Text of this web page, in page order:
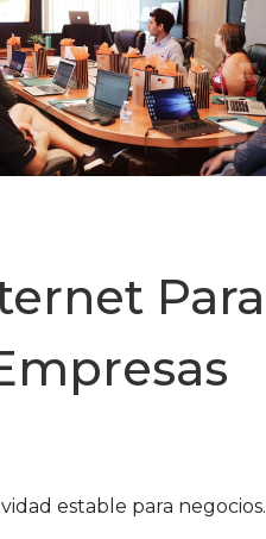
Para
estable para negocios.